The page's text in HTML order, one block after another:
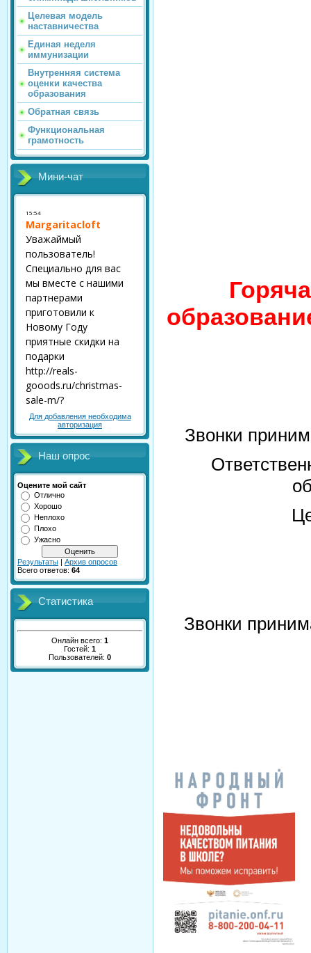
Целевая модель
наставничества
Единая неделя
иммунизации
Внутренняя система
оценки качества
образования
Обратная связь
Функциональная
грамотность
Мини-чат
Для добавления необходима
авторизация
Наш опрос
Оцените мой сайт
Отлично
Хорошо
Неплохо
Плохо
Ужасно
Результаты | Архив опросов
Всего ответов: 64
Статистика
Онлайн всего: 1
Гостей: 1
Пользователей: 0
Звонки
Звонки